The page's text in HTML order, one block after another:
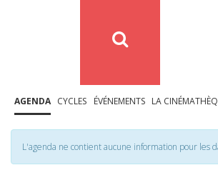
AGENDA CYCLES ÉVÉNEMENTS LA
L'agenda ne contient aucune information pour les